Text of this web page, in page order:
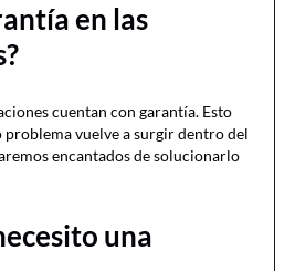
en las
cuentan con garantía. Esto
problema vuelve a surgir dentro del
encantados de solucionarlo
una